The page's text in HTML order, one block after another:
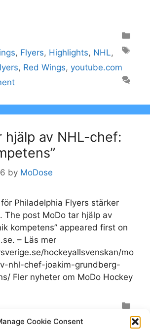
Cookie Consent
, Flyers, Highlights, NHL,
, Red Wings, youtube.com
hjälp av NHL-chef:
by MoDose
Philadelphia Flyers stärker
The post MoDo tar hjälp av
kompetens” appeared first on
– Läs mer
hockeyallsvenskan/mo
nhl-chef-joakim-grundberg-
Fler nyheter om MoDo Hockey
,